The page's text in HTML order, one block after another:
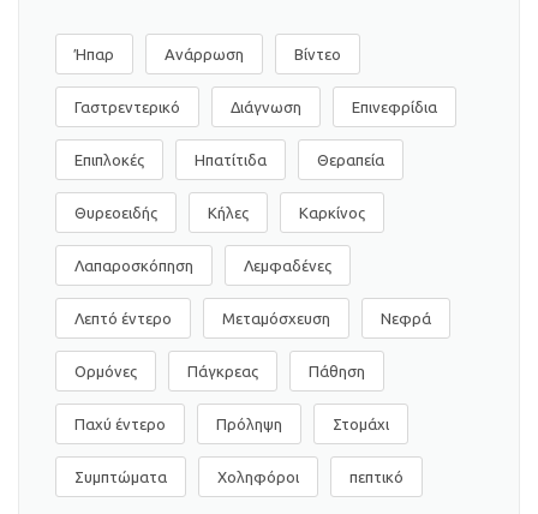
Ήπαρ Ανάρρωση Βίντεο
Γαστρεντερικό Διάγνωση Επινεφρίδια
Επιπλοκές Ηπατίτιδα Θεραπεία
Θυρεοειδής Κήλες Καρκίνος
Λαπαροσκόπηση Λεμφαδένες
Λεπτό έντερο Μεταμόσχευση Νεφρά
Ορμόνες Πάγκρεας Πάθηση
Παχύ έντερο Πρόληψη Στομάχι
Συμπτώματα Χοληφόροι πεπτικό